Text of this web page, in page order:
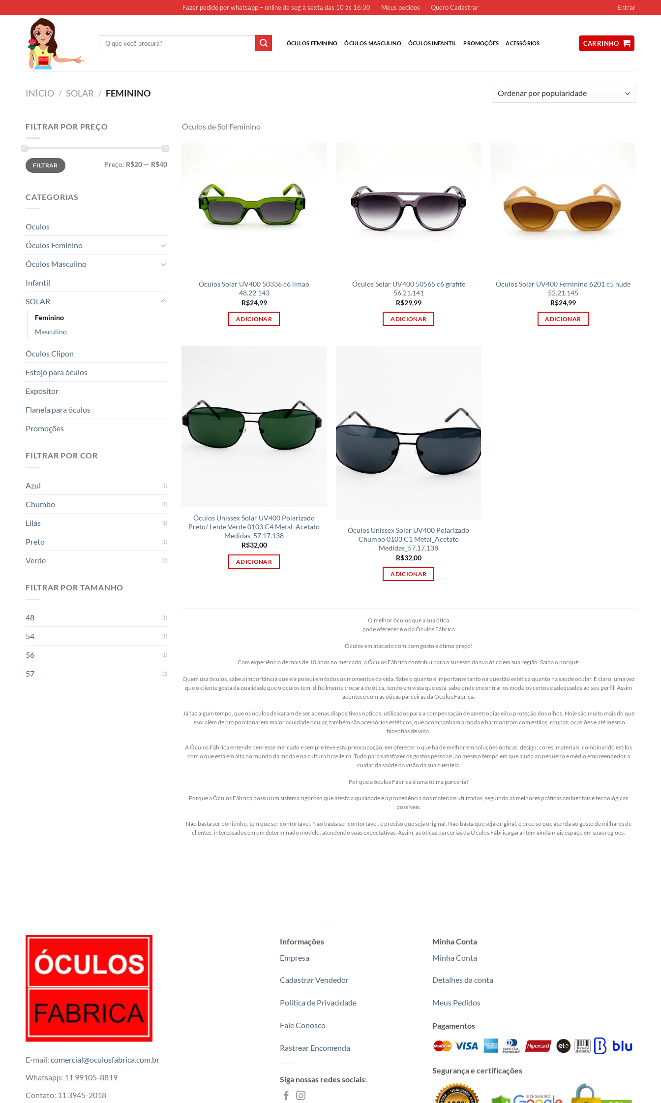
to
Fazer pedido por whatsapp – online de seg à sexta das 10 às 16:30 Meus pedidos Quero Cadastrar Entrar
ÓCULOS FEMININO ÓCULOS MASCULINO ÓCULOS INFANTIL PROMOÇÕES ACESSÓRIOS CARRINHO
INÍCIO / SOLAR / FEMININO
FILTRAR POR PREÇO
Preço
mínimo
Preço
máximo
FILTRAR Preço: R$20— R$40
CATEGORIAS
Oculos
Óculos Feminino
Óculos Masculino
Infantil
SOLAR
Feminino
Masculino
Óculos Clipon
Estojo para óculos
Expositor
Flanela para óculos
Promoções
FILTRAR POR COR
Azul (1)
Chumbo (1)
Lilás (1)
Preto (1)
Verde (2)
FILTRAR POR TAMANHO
48 (1)
54 (1)
56 (1)
57 (2)
Óculos de Sol Feminino
Óculos Solar UV400 50336 c6 limao
48.22.143
R$24,99
ADICIONAR
Óculos Solar UV400 50565 c6 grafite
56.21.141
R$29,99
ADICIONAR
Óculos Solar UV400 Feminino 6201 c5 nude
52.21.145
R$24,99
ADICIONAR
Óculos Unissex Solar UV400 Polarizado
Preto/ Lente Verde 0103 C4 Metal_Acetato
Medidas_57.17.138
R$32,00
ADICIONAR
Óculos Unissex Solar UV400 Polarizado
Chumbo 0103 C1 Metal_Acetato
Medidas_57.17.138
R$32,00
ADICIONAR
O melhor óculos que a sua ótica
pode oferecer é o da Óculos Fábrica
Óculos em atacado com bom gosto e ótimo preço!
Com experiência de mais de 10 anos no mercado, a Óculos Fábrica contribui para o sucesso da sua ótica em sua região. Saiba o porquê:
Quem usa óculos, sabe a importância que ele possui em todos os momentos da vida. Sabe o quanto é importante tanto na questão estética quanto na saúde ocular. E claro, uma vez
que o cliente gosta da qualidade que o óculos tem, dificilmente trocará de ótica, tendo em vista que esta, sabe onde encontrar os modelos certos e adequados ao seu perfil. Assim
acontece com as óticas parceiras da Óculos Fábrica.
Já faz algum tempo, que os óculos deixaram de ser apenas dispositivos ópticos, utilizados para a compensação de ametropias e/ou proteção dos olhos. Hoje são muito mais do que
isso: além de proporcionarem maior acuidade ocular, também são acessórios estéticos, que acompanham a moda e harmonizam com estilos, roupas, ocasiões e até mesmo
filosofias de vida.
A Óculos Fábrica entende bem esse mercado e sempre teve esta preocupação, em oferecer o que há de melhor em soluções ópticas, design, cores, materiais, combinando estilos
com o que está em alta no mundo da moda e na cultura brasileira. Tudo para satisfazer os gostos pessoais, ao mesmo tempo em que ajuda ao pequeno e médio empreendedor a
cuidar da saúde da visão da sua clientela.
Por que a óculos Fábrica é uma ótima parceria?
Porque a Óculos Fábrica possui um sistema rigoroso que atesta a qualidade e a procedência dos materiais utilizados, seguindo as melhores práticas ambientais e tecnológicas
possíveis.
Não basta ser bonitinho, tem que ser confortável. Não basta ser confortável, é preciso que seja original. Não basta que seja original, é preciso que atenda ao gosto de milhares de
clientes, interessados em um determinado modelo, atendendo suas expectativas. Assim, as óticas parcerias da Óculos Fábrica garantem ainda mais espaço em suas regiões.
E-mail: comercial@oculosfabrica.com.br
Whatsapp: 11 99105-8819
Contato: 11 3945-2018
Informações
Empresa
Cadastrar Vendedor
Politica de Privacidade
Fale Conosco
Rastrear Encomenda
Siga nossas redes sociais:
Minha Conta
Minha Conta
Detalhes da conta
Meus Pedidos
Pagamentos
Segurança e certificações